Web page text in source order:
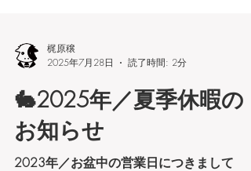
2025年7月28日
読了時間: 2分
🐇2025年／夏季休暇の
お知らせ